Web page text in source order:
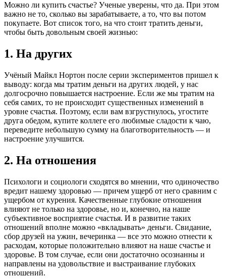
Можно ли купить счастье? Ученые уверены, что да. При этом
важно не то, сколько вы зарабатываете, а то, что вы потом
покупаете. Вот список того, на что стоит тратить деньги,
чтобы быть довольным своей жизнью:
1. На других
Учёный Майкл Нортон после серии экспериментов пришел к
выводу: когда мы тратим деньги на других людей, у нас
долгосрочно повышается настроение. Если же мы тратим на
себя самих, то не происходит существенных изменений в
уровне счастья. Поэтому, если вам взгрустнулось, угостите
друга обедом, купите коллеге его любимые сладости к чаю,
переведите небольшую сумму на благотворительность — и
настроение улучшится.
2. На отношения
Психологи и социологи сходятся во мнении, что одиночество
вредит нашему здоровью — причем ущерб от него сравним с
ущербом от курения. Качественные глубокие отношения
влияют не только на здоровье, но и, конечно, на наше
субъективное восприятие счастья. И в развитие таких
отношений вполне можно «вкладывать» деньги. Свидание,
сбор друзей на ужин, вечеринка — все это можно отнести к
расходам, которые положительно влияют на наше счастье и
здоровье. В том случае, если они достаточно осознанны и
направлены на удовольствие и выстраивание глубоких
отношений.